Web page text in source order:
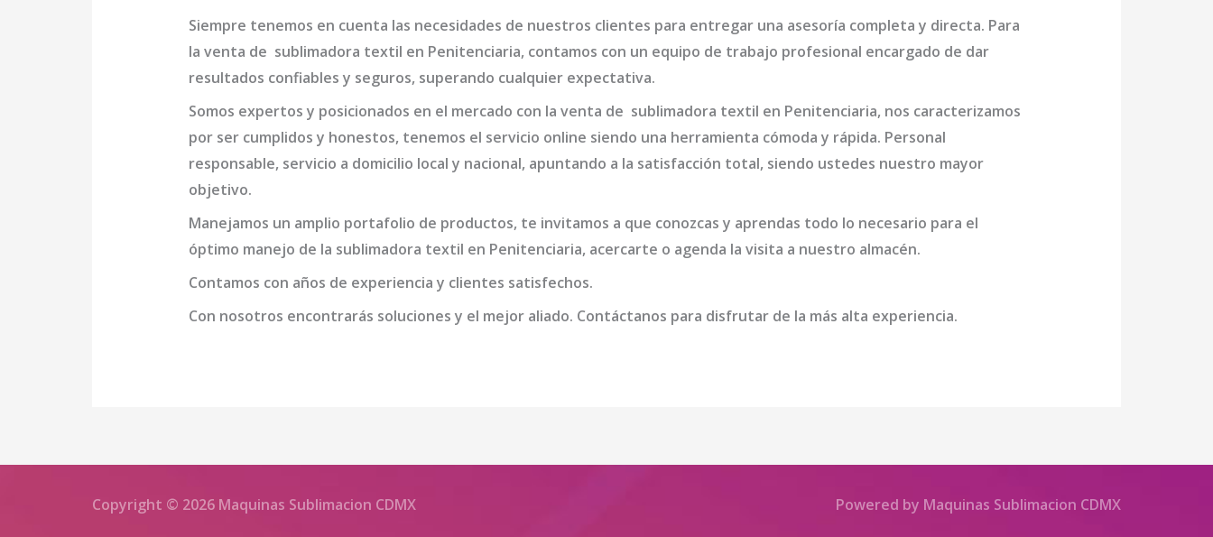
Siempre tenemos en cuenta las necesidades de nuestros clientes para entregar una asesoría completa y directa. Para
la venta de sublimadora textil en Penitenciaria, contamos con un equipo de trabajo profesional encargado de dar
resultados confiables y seguros, superando cualquier expectativa.
Somos expertos y posicionados en el mercado con la venta de sublimadora textil en Penitenciaria, nos caracterizamos
por ser cumplidos y honestos, tenemos el servicio online siendo una herramienta cómoda y rápida. Personal
responsable, servicio a domicilio local y nacional, apuntando a la satisfacción total, siendo ustedes nuestro mayor
objetivo.
Manejamos un amplio portafolio de productos, te invitamos a que conozcas y aprendas todo lo necesario para el
óptimo manejo de la sublimadora textil en Penitenciaria, acercarte o agenda la visita a nuestro almacén.
Contamos con años de experiencia y clientes satisfechos.
Con nosotros encontrarás soluciones y el mejor aliado. Contáctanos para disfrutar de la más alta experiencia.
Copyright © 2026 Maquinas Sublimacion CDMX Powered by Maquinas Sublimacion CDMX